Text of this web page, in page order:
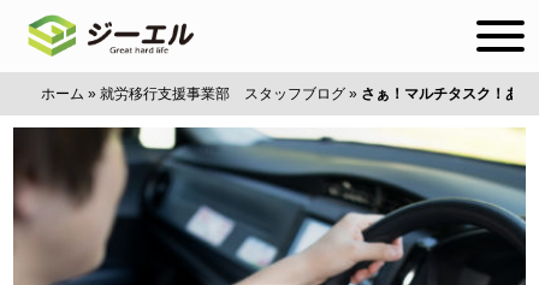
ホーム »就労移行支援事業部 スタッフブログ » さぁ！マルチタスク！あ